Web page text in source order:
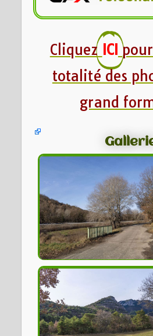
Cliquez ICI
totalité des
grand